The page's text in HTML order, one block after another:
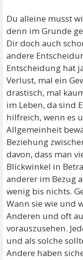
Du alleine musst
denn im Grunde
Dir doch auch
andere
Entscheidung hat
Verlust, mal ein
drastisch, mal
im Leben, da sind
hilfreich, wenn es
Allgemeinheit
Beziehung
davon, dass man
Blickwinkel in
anderer im Bezug
wenig bis nichts.
Wann sie wie und
Anderen und oft
vorauszusehen.
und als solche
Andere haben